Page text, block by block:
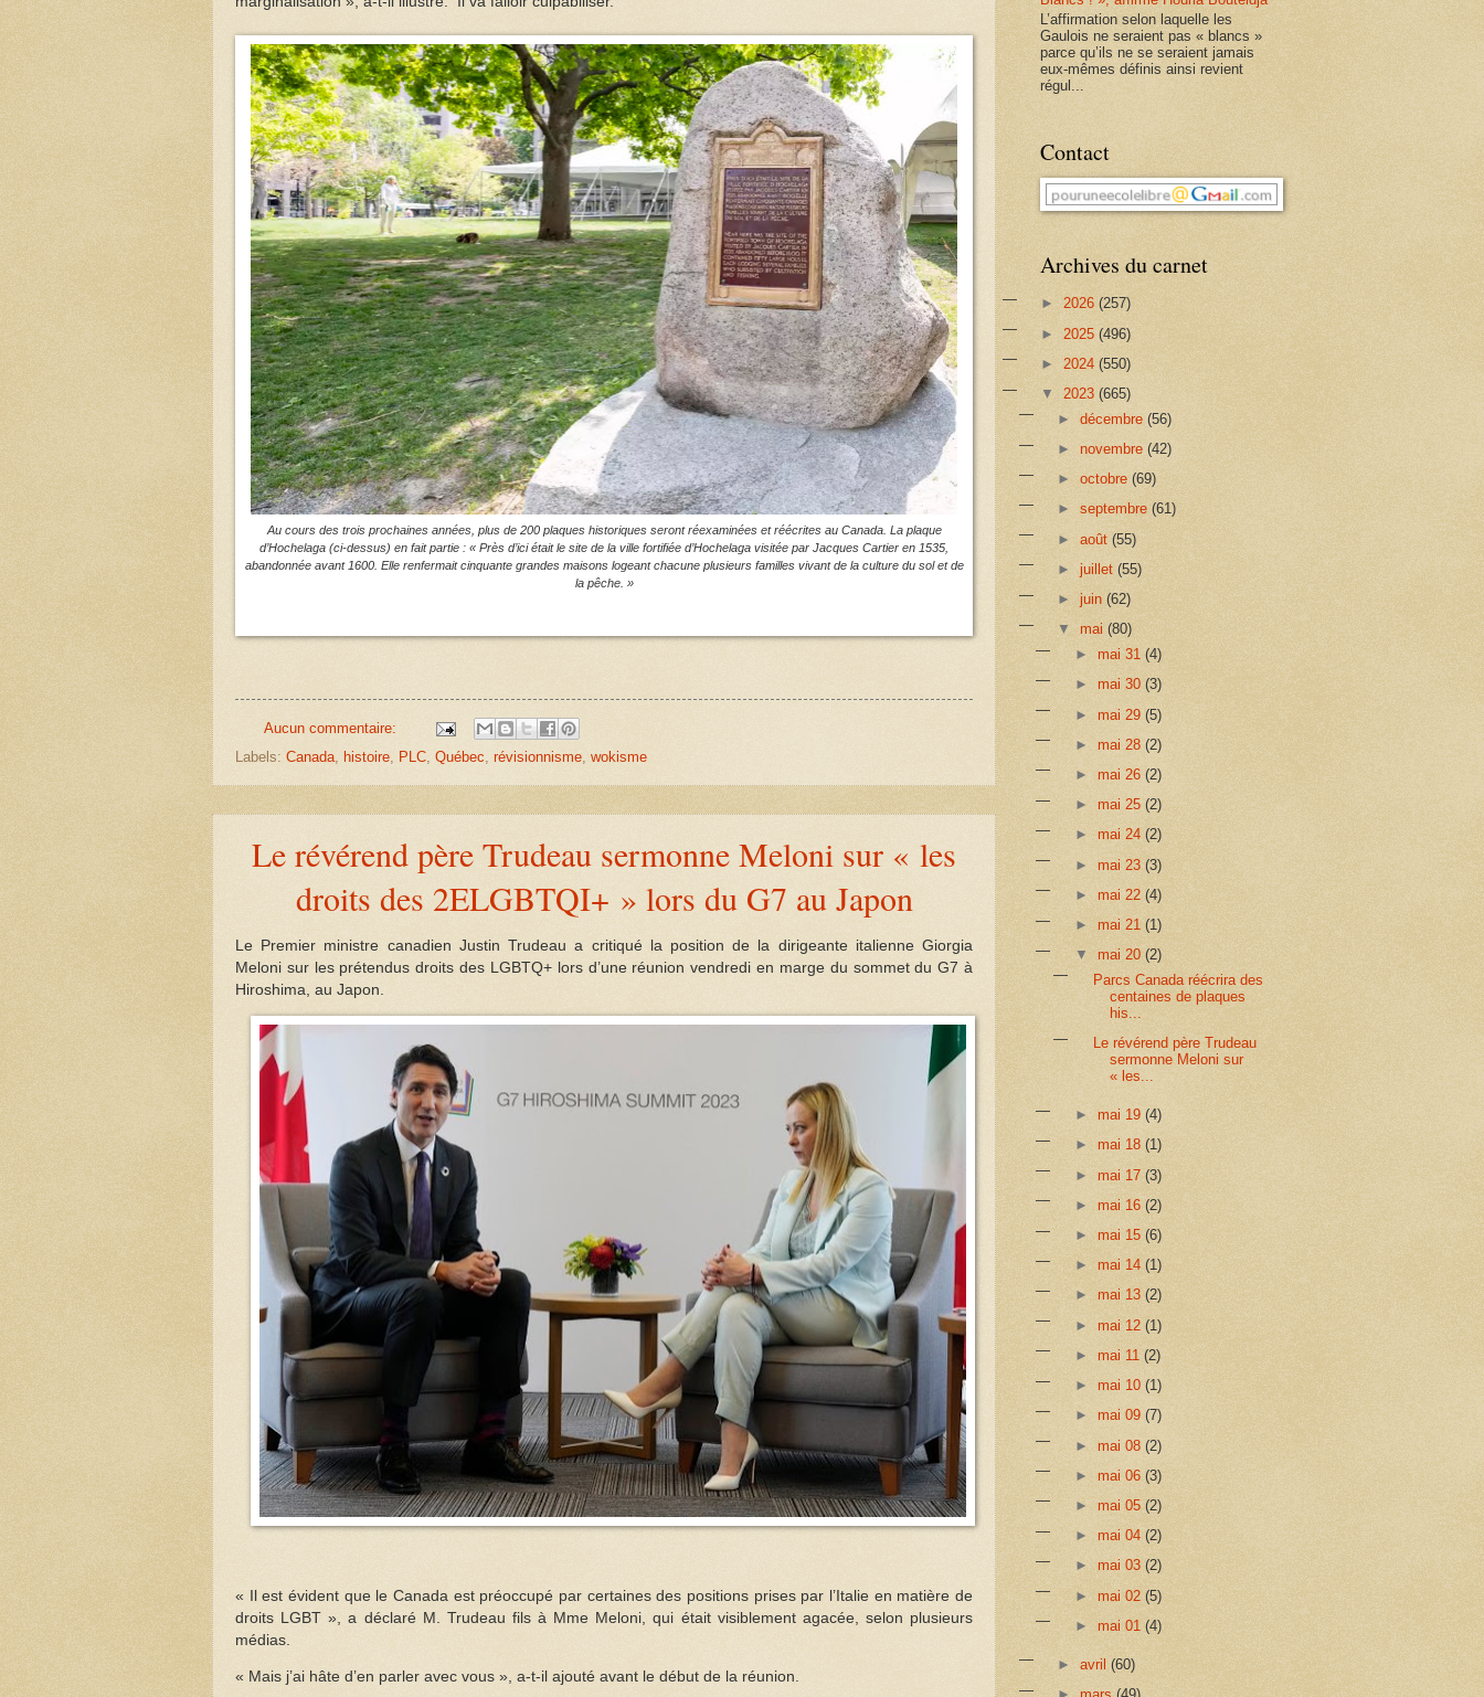
Au cours des trois prochaines années, plus de 200 plaques historiques seront réexaminées et réécrites au Canada. La plaque
d’Hochelaga (ci-dessus) en fait partie : « Près d’ici était le site de la ville fortifiée d’Hochelaga visitée par Jacques Cartier en 1535,
abandonnée avant 1600. Elle renfermait cinquante grandes maisons logeant chacune plusieurs familles vivant de la culture du sol et de
la pêche. »
Aucun commentaire:
Labels: Canada, histoire, PLC, Québec, révisionnisme, wokisme
Le révérend père Trudeau sermonne Meloni sur « les
droits des 2ELGBTQI+ » lors du G7 au Japon
Le Premier ministre canadien Justin Trudeau a critiqué la position de la dirigeante italienne Giorgia
Meloni sur les prétendus droits des LGBTQ+ lors d’une réunion vendredi en marge du sommet du G7 à
Hiroshima, au Japon.
« Il est évident que le Canada est préoccupé par certaines des positions prises par l’Italie en matière de
droits LGBT », a déclaré M. Trudeau fils à Mme Meloni, qui était visiblement agacée, selon plusieurs
médias.
« Mais j’ai hâte d’en parler avec vous », a-t-il ajouté avant le début de la réunion.
L’affirmation selon laquelle les
Gaulois ne seraient pas « blancs »
parce qu’ils ne se seraient jamais
eux-mêmes définis ainsi revient
régul...
Contact
Archives du carnet
► 2026 (257)
► 2025 (496)
► 2024 (550)
▼ 2023 (665)
►décembre(56)
►novembre(42)
►octobre(69)
►septembre(61)
►août(55)
►juillet(55)
► juin(62)
▼mai(80)
► mai 31 (4)
► mai 30 (3)
► mai 29 (5)
► mai 28 (2)
► mai 26 (2)
► mai 25 (2)
► mai 24 (2)
► mai 23 (3)
► mai 22 (4)
► mai 21 (1)
▼ mai 20 (2)
Parcs Canada réécrira des
centaines de plaques
his...
Le révérend père Trudeau
sermonne Meloni sur
« les...
► mai 19 (4)
► mai 18 (1)
► mai 17 (3)
► mai 16 (2)
► mai 15 (6)
► mai 14 (1)
► mai 13 (2)
► mai 12 (1)
► mai 11 (2)
► mai 10 (1)
► mai 09 (7)
► mai 08 (2)
► mai 06 (3)
► mai 05 (2)
► mai 04 (2)
► mai 03 (2)
► mai 02 (5)
► mai 01 (4)
►avril(60)